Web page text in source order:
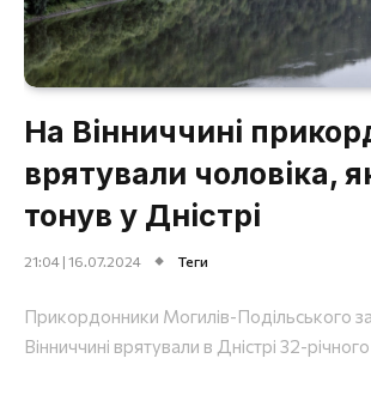
На Вінниччині
врятували чоловіка,
тонув у Дністрі
21:04 | 16.07.2024 Теги
Прикордонники Могилів-Подільського
Вінниччині врятували в Дністрі 32-